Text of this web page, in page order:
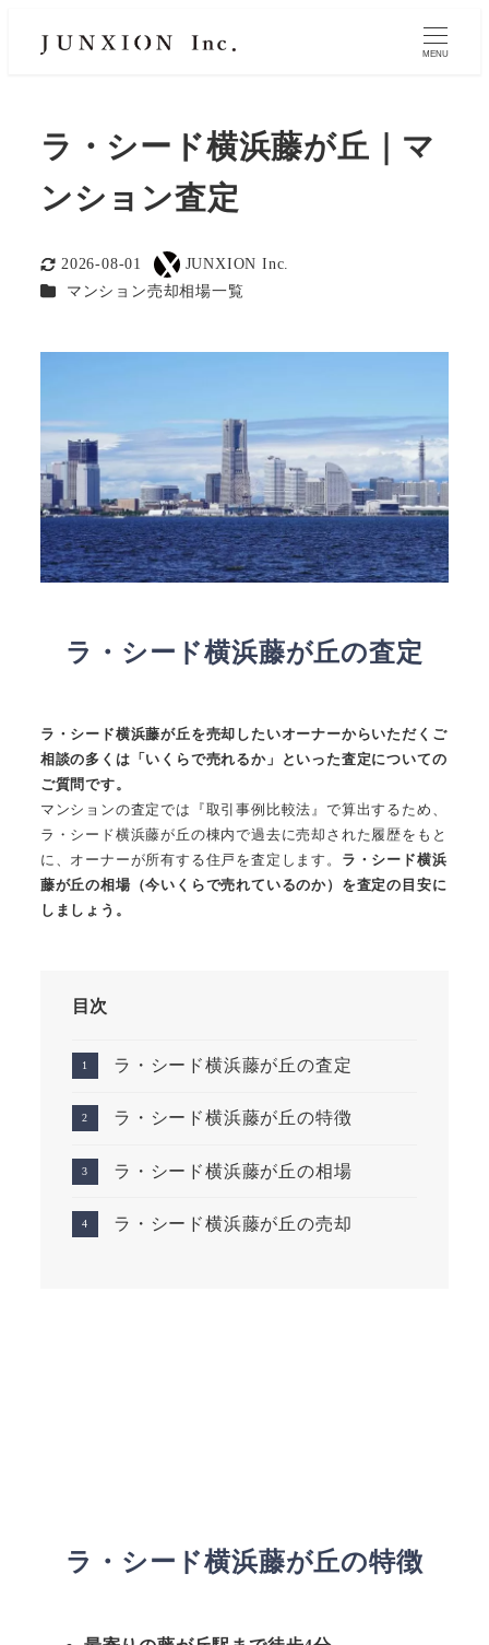
MENU
ラ・シード横浜藤が丘｜マ
ンション査定
更新日
2026-08-01
著
者
JUNXION Inc.
カテゴリー
マンション売却相場一覧
ラ・シード横浜藤が丘の査定
ラ・シード横浜藤が丘を売却したいオーナーからいただくご
相談の多くは「いくらで売れるか」といった査定についての
ご質問です。
マンションの査定では『取引事例比較法』で算出するため、
ラ・シード横浜藤が丘の棟内で過去に売却された履歴をもと
に、オーナーが所有する住戸を査定します。 ラ・シード横浜
藤が丘の相場（今いくらで売れているのか）を査定の目安に
しましょう。
目次
ラ・シード横浜藤が丘の査定
ラ・シード横浜藤が丘の特徴
ラ・シード横浜藤が丘の相場
ラ・シード横浜藤が丘の売却
ラ・シード横浜藤が丘の特徴